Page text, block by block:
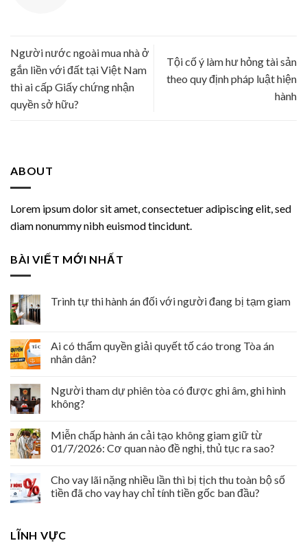
Người nước ngoài mua nhà ở
gắn liền với đất tại Việt Nam
thì ai cấp Giấy chứng nhận
quyền sở hữu?
Tội cố ý làm hư hỏng tài sản
theo quy định pháp luật hiện
hành
ABOUT
Lorem ipsum dolor sit amet, consectetuer adipiscing elit, sed
diam nonummy nibh euismod tincidunt.
BÀI VIẾT MỚI NHẤT
Trình tự thi hành án đối với người đang bị tạm giam
Ai có thẩm quyền giải quyết tố cáo trong Tòa án
nhân dân?
Người tham dự phiên tòa có được ghi âm, ghi hình
không?
Miễn chấp hành án cải tạo không giam giữ từ
01/7/2026: Cơ quan nào đề nghị, thủ tục ra sao?
Cho vay lãi nặng nhiều lần thì bị tịch thu toàn bộ số
tiền đã cho vay hay chỉ tính tiền gốc ban đầu?
LĨNH VỰC